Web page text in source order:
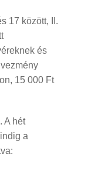
17 között, II.
és
15 000 Ft
A hét
a